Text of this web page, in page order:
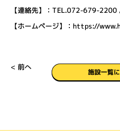
【連絡先】：TEL.072-679-
【ホームページ】： https://
< 前へ
施設一覧